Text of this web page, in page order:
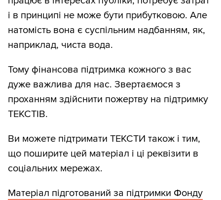
і в принципі не може бути прибутковою. Але
натомість вона є суспільним надбанням, як,
наприклад, чиста вода.
Тому фінансова підтримка кожного з вас
дуже важлива для нас. Звертаємося з
проханням здійснити пожертву на підтримку
ТЕКСТІВ.
Ви можете підтримати ТЕКСТИ також і тим,
що поширите цей матеріал і ці реквізити в
соціальних мережах.
Матеріал підготований за підтримки Фонду